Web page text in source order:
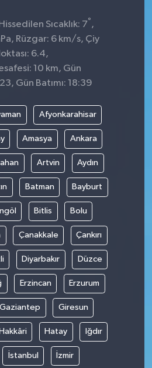
Sıcaklık: 7° ,
Rüzgar: 6 km/s, Çiy
6.4,
10 km, Gün
Gün Batımı: 18:39
Afyonkarahisar
Amasya Ankara
Artvin Aydın
Batman Bayburt
Bitlis Bolu
Çanakkale Çankırı
Diyarbakır Düzce
Erzincan Erzurum
Gaziantep Giresun
Hakkâri Hatay Iğdır
İstanbul İzmir